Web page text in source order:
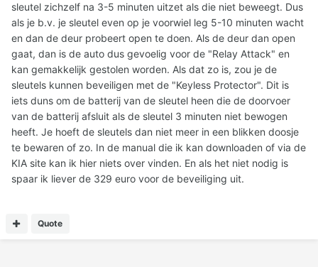
sleutel zichzelf na 3-5 minuten uitzet als die niet beweegt. Dus
als je b.v. je sleutel even op je voorwiel leg 5-10 minuten wacht
en dan de deur probeert open te doen. Als de deur dan open
gaat, dan is de auto dus gevoelig voor de "Relay Attack" en
kan gemakkelijk gestolen worden. Als dat zo is, zou je de
sleutels kunnen beveiligen met de "Keyless Protector". Dit is
iets duns om de batterij van de sleutel heen die de doorvoer
van de batterij afsluit als de sleutel 3 minuten niet bewogen
heeft. Je hoeft de sleutels dan niet meer in een blikken doosje
te bewaren of zo. In de manual die ik kan downloaden of via de
KIA site kan ik hier niets over vinden. En als het niet nodig is
spaar ik liever de 329 euro voor de beveiliging uit.
Quote